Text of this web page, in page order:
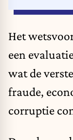
Het
een
wat de
fraude,
corruptie